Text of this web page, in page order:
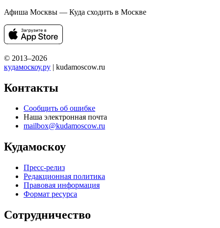
Афиша Москвы — Куда сходить в Москве
© 2013–2026
кудамоскоу.ру | kudamoscow.ru
Контакты
Сообщить об ошибке
Наша электронная почта
mailbox@kudamoscow.ru
Кудамоскоу
Пресс-релиз
Редакционная политика
Правовая информация
Формат ресурса
Сотрудничество